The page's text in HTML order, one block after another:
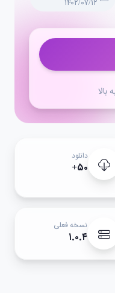
۱۴۰۲/۰۷/۱۲
دانلود
۵۰+
نسخه فعلی
۱.۰.۴